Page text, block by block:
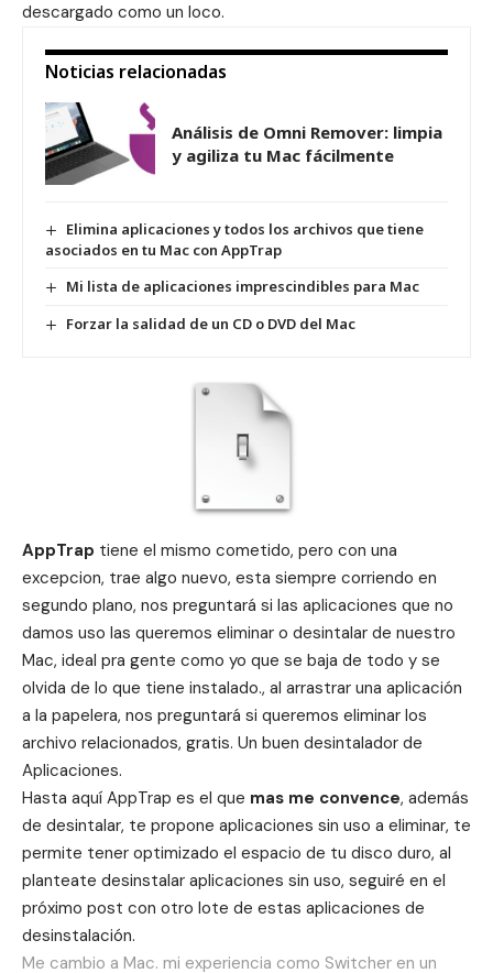
descargado como un loco.
Noticias relacionadas
Análisis de Omni Remover: limpia
y agiliza tu Mac fácilmente
Elimina aplicaciones y todos los archivos que tiene
asociados en tu Mac con AppTrap
Mi lista de aplicaciones imprescindibles para Mac
Forzar la salidad de un CD o DVD del Mac
AppTrap tiene el mismo cometido, pero con una
excepcion, trae algo nuevo, esta siempre corriendo en
segundo plano, nos preguntará si las aplicaciones que no
damos uso las queremos eliminar o desintalar de nuestro
Mac, ideal pra gente como yo que se baja de todo y se
olvida de lo que tiene instalado., al arrastrar una aplicación
a la papelera, nos preguntará si queremos eliminar los
archivo relacionados, gratis. Un buen desintalador de
Aplicaciones.
Hasta aquí AppTrap es el que mas me convence, además
de desintalar, te propone aplicaciones sin uso a eliminar, te
permite tener optimizado el espacio de tu disco duro, al
planteate desinstalar aplicaciones sin uso, seguiré en el
próximo post con otro lote de estas aplicaciones de
desinstalación.
Me cambio a Mac. mi experiencia como Switcher en un